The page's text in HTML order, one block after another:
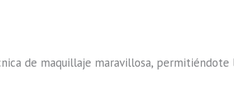
de maquillaje maravillosa, permitiéndote